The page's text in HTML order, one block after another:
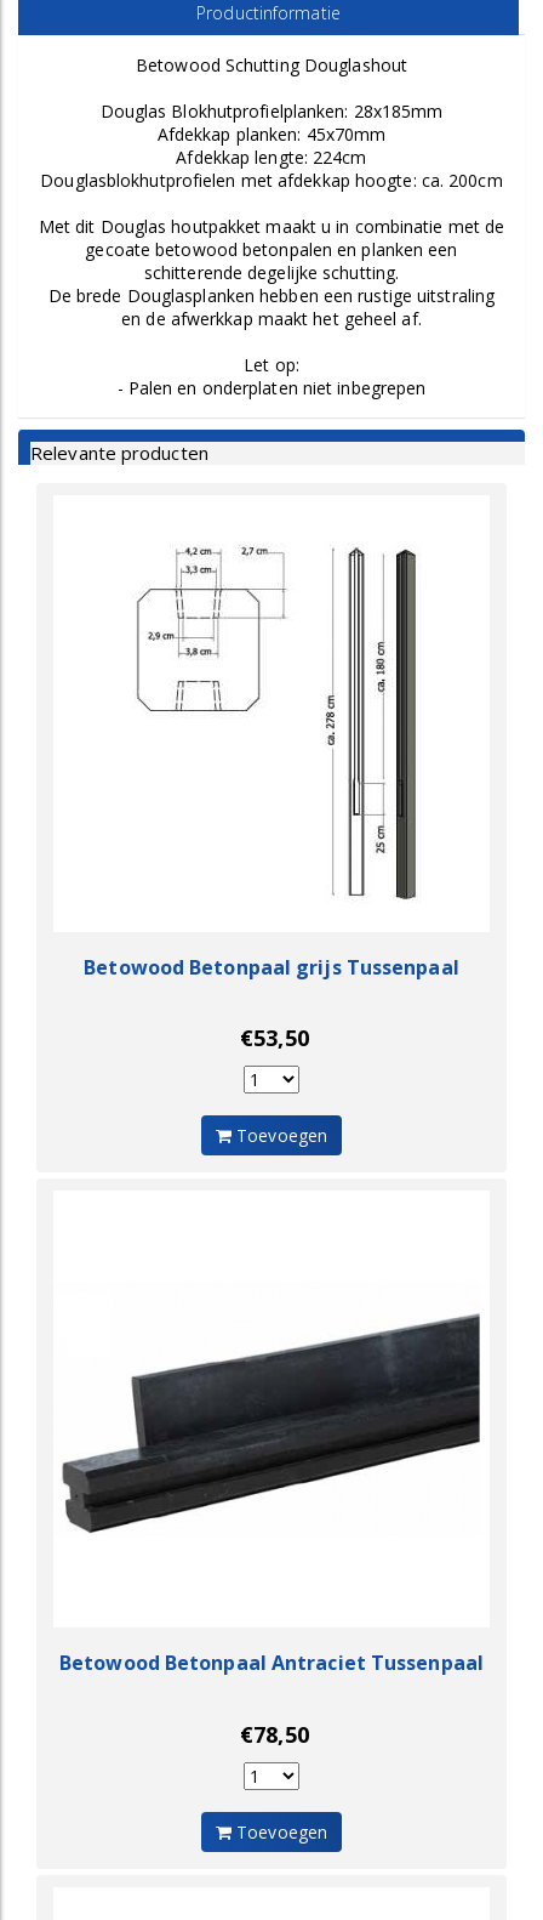
Productinformatie
Betowood Schutting Douglashout
Douglas Blokhutprofielplanken: 28x185mm
Afdekkap planken: 45x70mm
Afdekkap lengte: 224cm
Douglasblokhutprofielen met afdekkap hoogte: ca. 200cm
Met dit Douglas houtpakket maakt u in combinatie met de
gecoate betowood betonpalen en planken een
schitterende degelijke schutting.
De brede Douglasplanken hebben een rustige uitstraling
en de afwerkkap maakt het geheel af.
Let op:
- Palen en onderplaten niet inbegrepen
Relevante producten
Betowood Betonpaal grijs Tussenpaal
€53,50
Toevoegen
Betowood Betonpaal Antraciet Tussenpaal
€78,50
Toevoegen